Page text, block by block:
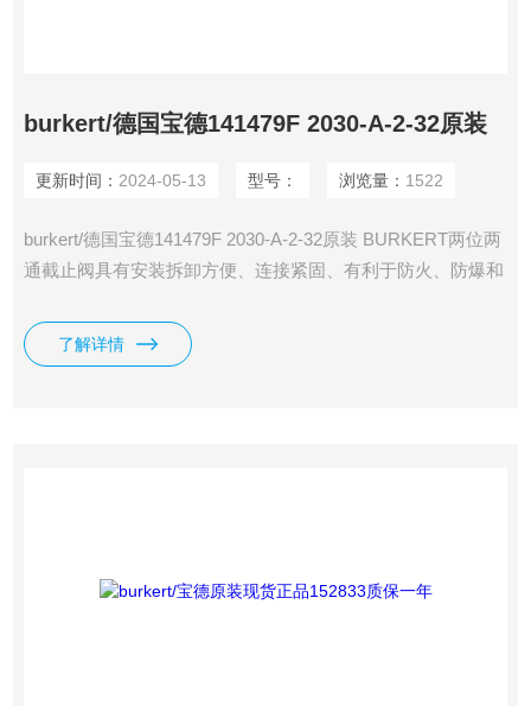
burkert/德国宝德141479F 2030-A-2-32原装
更新时间： 2024-05-13 型号： 浏览量： 1522
burkert/德国宝德141479F 2030-A-2-32原装 BURKERT两位两
通截止阀具有安装拆卸方便、连接紧固、有利于防火、防爆和
了解详情